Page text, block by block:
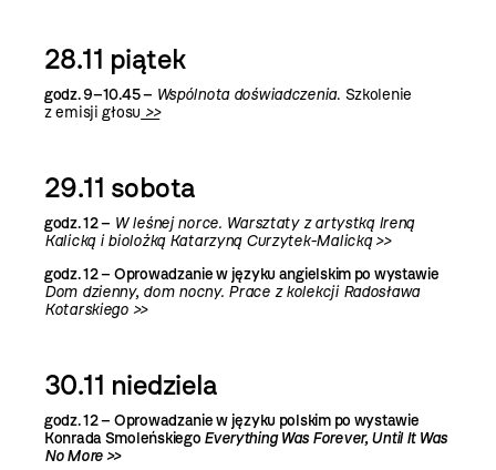
28.11 piątek
godz. 9–10.45 – Wspólnota doświadczenia. Szkolenie
z emisji głosu >>
29.11 sobota
godz. 12 – W leśnej norce. Warsztaty z artystką Ireną
Kalicką ibiolożką Katarzyną Curzytek-Malicką >>
godz. 12 – Oprowadzanie w języku angielskim po wystawie
Dom dzienny, dom nocny. Prace z kolekcji Radosława
Kotarskiego >>
30.11 niedziela
godz. 12 – Oprowadzanie w języku polskim po wystawie
Konrada Smoleńskiego Everything Was Forever, Until It Was
No More >>